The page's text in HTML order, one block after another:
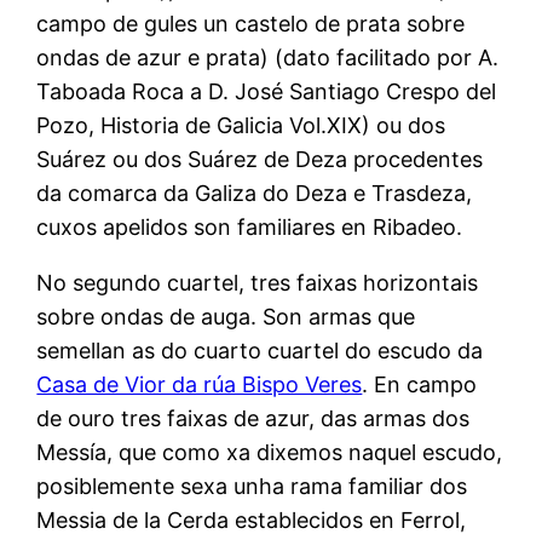
campo de gules un castelo de prata sobre
ondas de azur e prata) (dato facilitado por A.
Taboada Roca a D. José Santiago Crespo del
Pozo, Historia de Galicia Vol.XIX) ou dos
Suárez ou dos Suárez de Deza procedentes
da comarca da Galiza do Deza e Trasdeza,
cuxos apelidos son familiares en Ribadeo.
No segundo cuartel, tres faixas horizontais
sobre ondas de auga. Son armas que
semellan as do cuarto cuartel do escudo da
Casa de Vior da rúa Bispo Veres. En campo
de ouro tres faixas de azur, das armas dos
Messía, que como xa dixemos naquel escudo,
posiblemente sexa unha rama familiar dos
Messia de la Cerda establecidos en Ferrol,